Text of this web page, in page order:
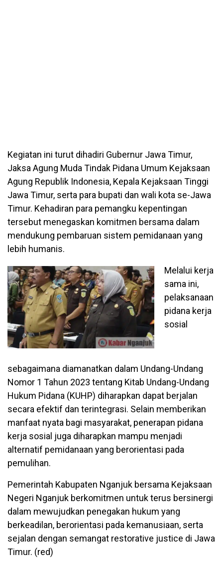
Kegiatan ini turut dihadiri Gubernur Jawa Timur,
Jaksa Agung Muda Tindak Pidana Umum Kejaksaan
Agung Republik Indonesia, Kepala Kejaksaan Tinggi
Jawa Timur, serta para bupati dan wali kota se-Jawa
Timur. Kehadiran para pemangku kepentingan
tersebut menegaskan komitmen bersama dalam
mendukung pembaruan sistem pemidanaan yang
lebih humanis.
Melalui kerja
sama ini,
pelaksanaan
pidana kerja
sosial
sebagaimana diamanatkan dalam Undang-Undang
Nomor 1 Tahun 2023 tentang Kitab Undang-Undang
Hukum Pidana (KUHP) diharapkan dapat berjalan
secara efektif dan terintegrasi. Selain memberikan
manfaat nyata bagi masyarakat, penerapan pidana
kerja sosial juga diharapkan mampu menjadi
alternatif pemidanaan yang berorientasi pada
pemulihan.
Pemerintah Kabupaten Nganjuk bersama Kejaksaan
Negeri Nganjuk berkomitmen untuk terus bersinergi
dalam mewujudkan penegakan hukum yang
berkeadilan, berorientasi pada kemanusiaan, serta
sejalan dengan semangat restorative justice di Jawa
Timur. (red)